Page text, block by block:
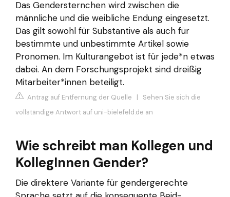
Das Gendersternchen wird zwischen die
männliche und die weibliche Endung eingesetzt.
Das gilt sowohl für Substantive als auch für
bestimmte und unbestimmte Artikel sowie
Pronomen. Im Kulturangebot ist für jede*n etwas
dabei. An dem Forschungsprojekt sind dreißig
Mitarbeiter*innen beteiligt.
Antrag auf Entfernung der Quelle | Sehen Sie sich die
vollständige Antwort auf uni-bielefeld.de an
Wie schreibt man Kollegen und
KollegInnen Gender?
Die direktere Variante für gendergerechte